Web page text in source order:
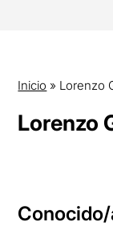
Inicio » Lorenzo
Lorenzo